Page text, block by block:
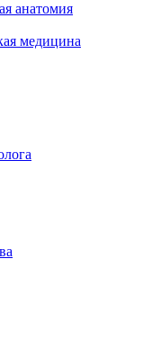
анатомия
медицина